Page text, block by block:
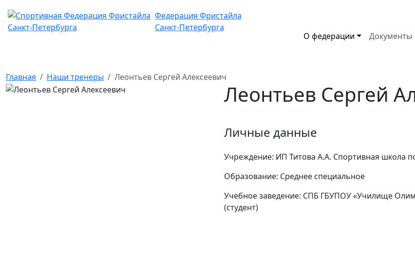
Федерация Фристайла
Санкт-Петербурга
О федерации
Документы
Главная
Наши тренеры Леонтьев Сергей Алексеевич
Леонтьев Сергей
Личные данные
Учреждение: ИП Титова А.А. Спортивная школа
Образование: Среднее специальное
Учебное заведение: СПБ ГБУПОУ «Училище
(студент)